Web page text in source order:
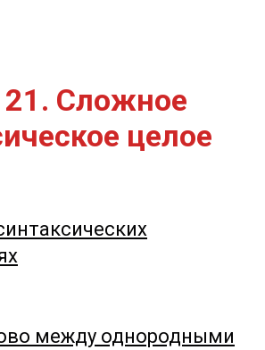
Сложное
целое
между однородными